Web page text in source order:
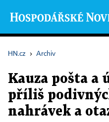
HN.cz › Archiv
Kauza pošta a
příliš
nahrávek a